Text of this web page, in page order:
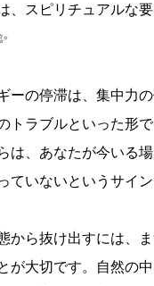
、スピリチュアルな
ーの停滞は、集中力
トラブルといった形
は、あなたが今いる
ていないというサイン
から抜け出すには、
が大切です。自然の